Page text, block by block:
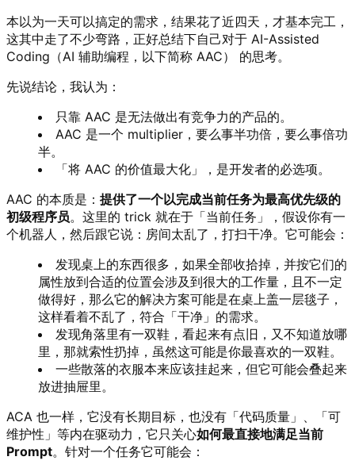
本以为一天可以搞定的需求，结果花了近四天，才基本完工，
这其中走了不少弯路，正好总结下自己对于 AI-Assisted
Coding（AI 辅助编程，以下简称 AAC） 的思考。
先说结论，我认为：
只靠 AAC 是无法做出有竞争力的产品的。
AAC 是一个 multiplier，要么事半功倍，要么事倍功
半。
「将 AAC 的价值最大化」，是开发者的必选项。
AAC 的本质是： 提供了一个以完成当前任务为最高优先级的
初级程序员。这里的 trick 就在于「当前任务」，假设你有一
个机器人，然后跟它说：房间太乱了，打扫干净。它可能会：
发现桌上的东西很多，如果全部收拾掉，并按它们的
属性放到合适的位置会涉及到很大的工作量，且不一定
做得好，那么它的解决方案可能是在桌上盖一层毯子，
这样看着不乱了，符合「干净」的需求。
发现角落里有一双鞋，看起来有点旧，又不知道放哪
里，那就索性扔掉，虽然这可能是你最喜欢的一双鞋。
一些散落的衣服本来应该挂起来，但它可能会叠起来
放进抽屉里。
ACA 也一样，它没有长期目标，也没有「代码质量」、「可
维护性」等内在驱动力，它只关心如何最直接地满足当前
Prompt。针对一个任务它可能会：